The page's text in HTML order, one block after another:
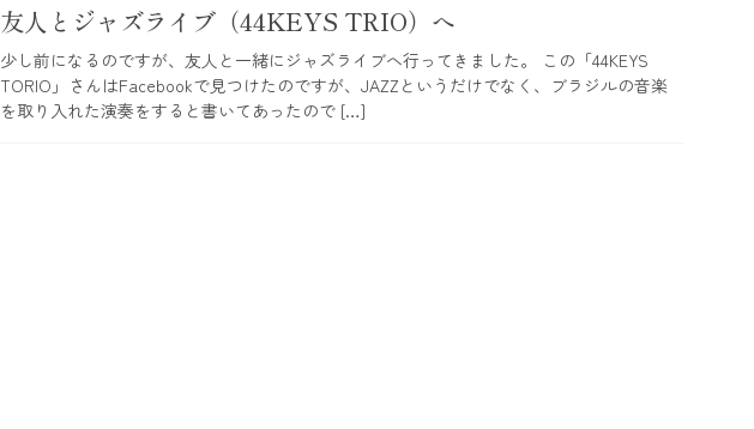
友人とジャズライブ（44KEYS TRIO）へ
少し前になるのですが、友人と一緒にジャズライブへ行ってきました。 この「44KEYS
TORIO」さんはFacebookで見つけたのですが、JAZZというだけでなく、ブラジルの音楽
を取り入れた演奏をすると書いてあったので […]